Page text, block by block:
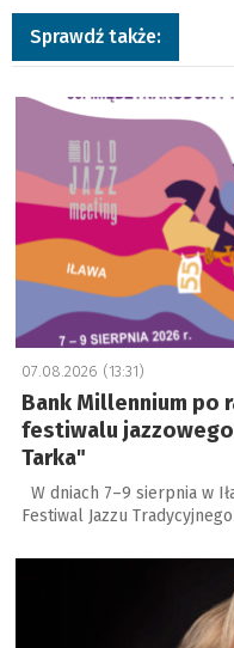
Sprawdź także:
a
07.08.2026 (13:31)
Bank Millennium po
festiwalu jazzowego
Tarka"
W dniach 7–9 sierpnia w
Festiwal Jazzu
a